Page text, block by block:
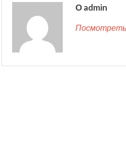
О admin
Посмотреть